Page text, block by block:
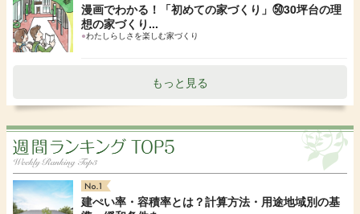
漫画でわかる！「初めての家づくり」㊿30坪台の理
想の家づくり...
●わたしらしさを楽しむ家づくり
もっと見る
建ぺい率・容積率とは？計算方法・用途地域別の基